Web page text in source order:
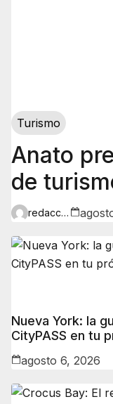
Turismo
Anato
de
primeros
gobierno
redaccion
Nueva York: la
CityPASS en tu
agosto 6, 2026